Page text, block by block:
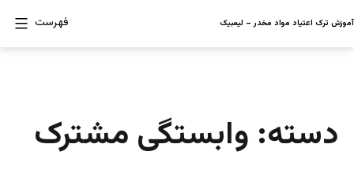
به
محتوا
آموزش ترک اعتیاد مواد مخدر – لیمبیک فهرست
دسته: وابستگی مشترک